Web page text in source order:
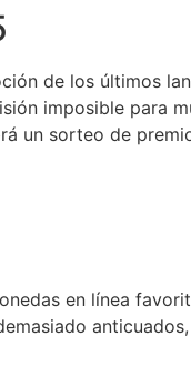
de los últimos
imposible para
un sorteo de
en línea